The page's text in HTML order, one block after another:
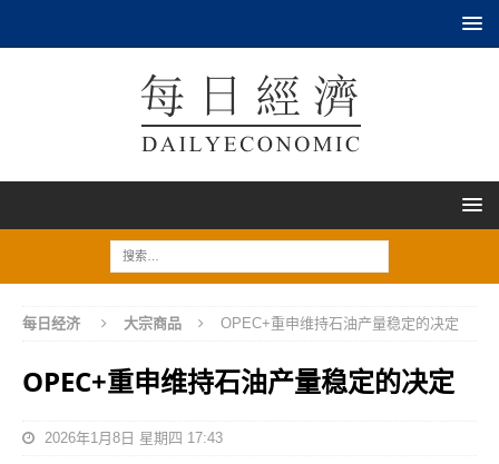
每日经济 大宗商品 OPEC+重申维持石油产量稳定的决定
OPEC+重申维持石油产量稳定的决定
2026年1月8日 星期四 17:43